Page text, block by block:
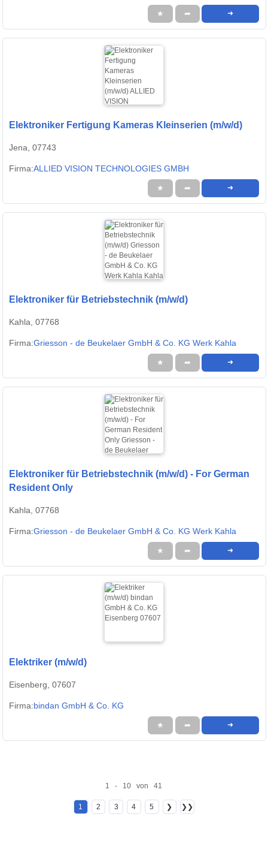
★ ➦ ➜
Elektroniker Fertigung Kameras Kleinserien (m/w/d)
Jena, 07743
Firma:ALLIED VISION TECHNOLOGIES GMBH
★ ➦ ➜
Elektroniker für Betriebstechnik (m/w/d)
Kahla, 07768
Firma:Griesson - de Beukelaer GmbH & Co. KG Werk Kahla
★ ➦ ➜
Elektroniker für Betriebstechnik (m/w/d) - For German
Resident Only
Kahla, 07768
Firma:Griesson - de Beukelaer GmbH & Co. KG Werk Kahla
★ ➦ ➜
Elektriker (m/w/d)
Eisenberg, 07607
Firma:bindan GmbH & Co. KG
★ ➦ ➜
1 - 10 von 41
1 2 3 4 5 ❯ ❯❯